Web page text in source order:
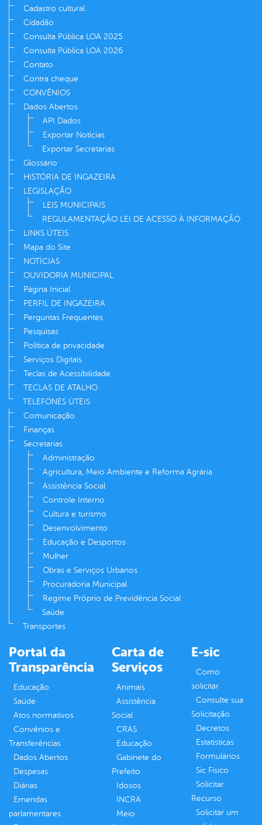
Cadastro cultural
Cidadão
Consulta Pública LOA 2025
Consulta Pública LOA 2026
Contato
Contra cheque
CONVÊNIOS
Dados Abertos
API Dados
Exportar Notícias
Exportar Secretarias
Glossário
HISTÓRIA DE INGAZEIRA
LEGISLAÇÃO
LEIS MUNICIPAIS
REGULAMENTAÇÃO LEI DE ACESSO À INFORMAÇÃO
LINKS ÚTEIS
Mapa do Site
NOTÍCIAS
OUVIDORIA MUNICIPAL
Página Inicial
PERFIL DE INGAZEIRA
Perguntas Frequentes
Pesquisas
Política de privacidade
Serviços Digitais
Teclas de Acessibilidade
TECLAS DE ATALHO
TELEFONES ÚTEIS
Comunicação
Finanças
Secretarias
Administração
Agricultura, Meio Ambiente e Reforma Agrária
Assistência Social
Controle Interno
Cultura e turismo
Desenvolvimento
Educação e Desportos
Mulher
Obras e Serviços Urbanos
Procuradoria Municipal
Regime Próprio de Previdência Social
Saúde
Transportes
Portal da
Transparência
Educação
Saúde
Atos normativos
Convênios e
Transferências
Dados Abertos
Despesas
Diárias
Emendas
parlamentares
Carta de
Serviços
Animais
Assistência
Social
CRAS
Educação
Gabinete do
Prefeito
Idosos
INCRA
Meio
E-sic
Como
solicitar
Consulte sua
Solicitação
Decretos
Estatísticas
Formulários
Sic Físico
Solicitar
Recurso
Solicitar um